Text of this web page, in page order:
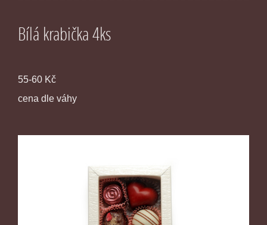
Bílá krabička 4ks
55-60 Kč
cena dle váhy